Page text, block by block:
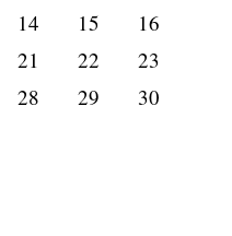
14 15
16
21 22
23
28 29
30